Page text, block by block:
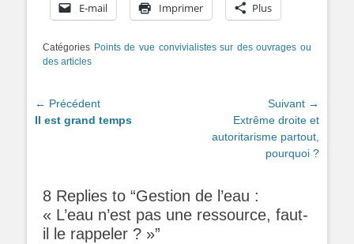
E-mail Imprimer Plus
Catégories Points de vue convivialistes sur des ouvrages ou
des articles
Navigation
de
← Précédent
Article
Il est grand temps
Suivant →
suivant :
Extrême droite et
autoritarisme partout,
pourquoi ?
8 Replies to “Gestion de l’eau :
« L’eau n’est pas une ressource, faut-
il le rappeler ? »”